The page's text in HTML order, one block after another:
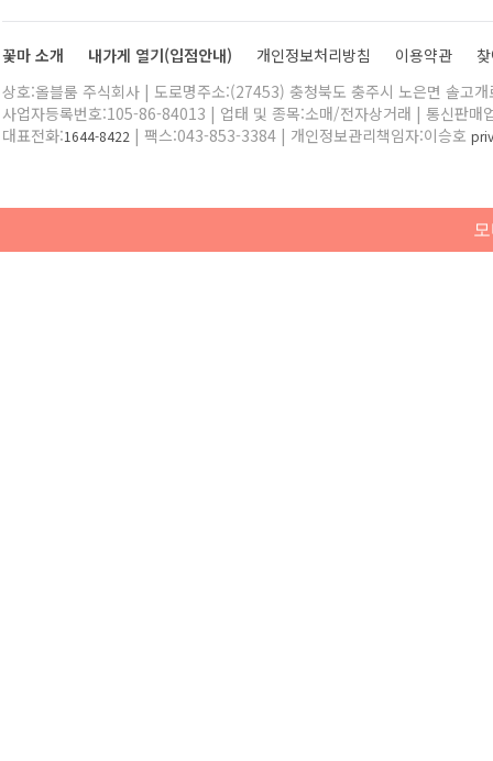
꽃마 소개 내가게 열기(입점안내) 개인정보처리방침 이용약관
상호:올블룸 주식회사 | 도로명주소:(27453) 충청북도 충주시 노은면 솔고
사업자등록번호:105-86-84013 | 업태 및 종목:소매/전자상거래 | 통신판매
대표전화:1644-8422 | 팩스:043-853-3384 | 개인정보관리책임자:이승호